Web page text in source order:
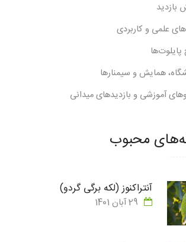
بازدید
علمی و کاربردی
پایلوت‌ها
همایش و سیمنارها
آموزشی و بازدیدهای میدانی
محبوب
آنتراکنوز (لکه برگی گردو)
29 آبان 1401